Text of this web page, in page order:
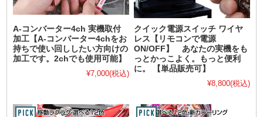
A-コンバーター4ch 実機取付
加工【A-コンバーター4chをお
持ちで使い回ししたい方向けの
加工です。2chでも使用可能】
¥7,000(税込)
クイック電源スイッチ ワイヤ
レス【リモコンで電源
ON/OFF】 あなたの実機をも
っとかっこよく。もっと便利
に。 【単品販売可】
¥8,800(税込)